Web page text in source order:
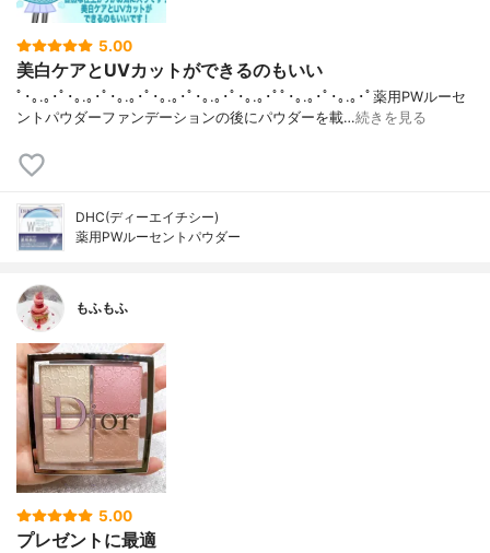
5.00
美白ケアとUVカットができるのもいい
ﾟ･｡.｡･ﾟ･｡.｡･ﾟ･｡.｡･ﾟ･｡.｡･ﾟ･｡.｡･ﾟ･｡.｡･ﾟﾟ･｡.｡･ﾟ･｡.｡･ﾟ薬用PWルーセ
ントパウダーファンデーションの後にパウダーを載…続きを見る
DHC(ディーエイチシー)
薬用PWルーセントパウダー
もふもふ
5.00
プレゼントに最適